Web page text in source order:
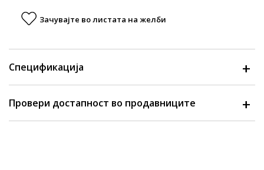
Зачувајте во листата на желби
Спецификација
Провери достапност во продавниците